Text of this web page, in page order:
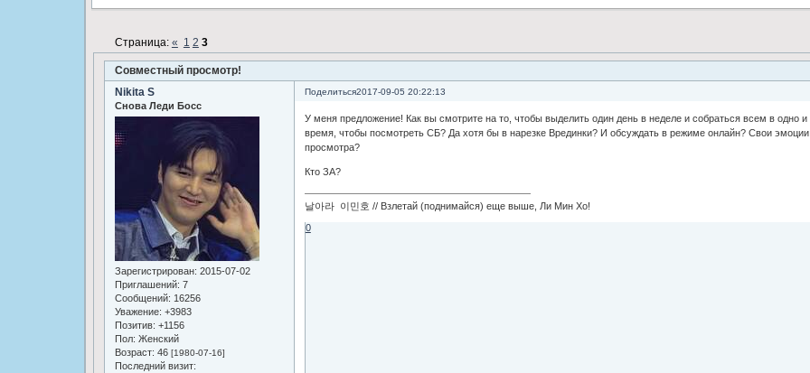
Совместный просмотр!
Страница: « 1 2 3
Поделиться2017-09-05 20:22:13
Nikita S
Снова Леди Босс
Зарегистрирован: 2015-07-02
Приглашений: 7
Сообщений: 16256
Уважение: +3983
Позитив: +1156
Пол: Женский
Возраст: 46 [1980-07-16]
Последний визит:
У меня предложение! Как вы смотрите на то, чтобы выделить один день в неделе и собраться всем в одно и
время, чтобы посмотреть СБ? Да хотя бы в нарезке Врединки? И обсуждать в режиме онлайн? Свои эмоции
просмотра?
Кто ЗА?
날아라 이민호 // Взлетай (поднимайся) еще выше, Ли Мин Хо!
0